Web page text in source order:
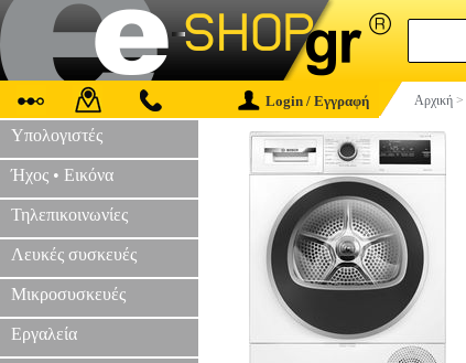
Login / Εγγραφή Αρχική >
Υπολογιστές
Ήχος • Εικόνα
Τηλεπικοινωνίες
Λευκές συσκευές
Μικροσυσκευές
Εργαλεία